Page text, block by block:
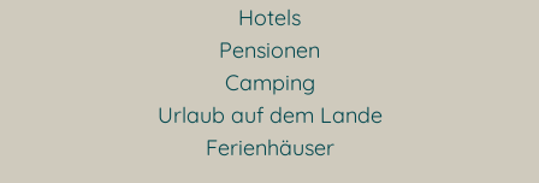
Hotels
Pensionen
Camping
Urlaub auf dem Lande
Ferienhäuser